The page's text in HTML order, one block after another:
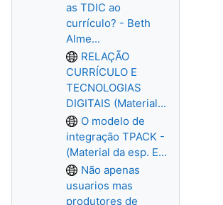
as TDIC ao
currículo? - Beth
Alme...
RELAÇÃO
CURRÍCULO E
TECNOLOGIAS
DIGITAIS (Material...
O modelo de
integração TPACK -
(Material da esp. E...
Não apenas
usuarios mas
produtores de